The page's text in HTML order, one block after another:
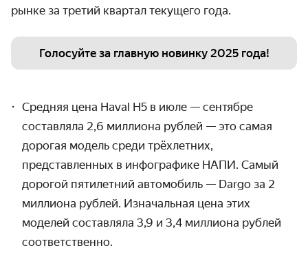
рынке за третий квартал текущего года.
Голосуйте за главную новинку 2025 года!
Средняя цена Haval H5 в июле — сентябре
составляла 2,6 миллиона рублей — это самая
дорогая модель среди трёхлетних,
представленных в инфографике НАПИ. Самый
дорогой пятилетний автомобиль — Dargo за 2
миллиона рублей. Изначальная цена этих
моделей составляла 3,9 и 3,4 миллиона рублей
соответственно.